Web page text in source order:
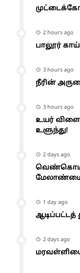
2 hours ago
பாலூர்
3 hours ago
நீரின்
3 hours ago
உயர்
உளுந்து!
2 days ago
1 day ago
ஆடிப்பட்டத்
2 days ago